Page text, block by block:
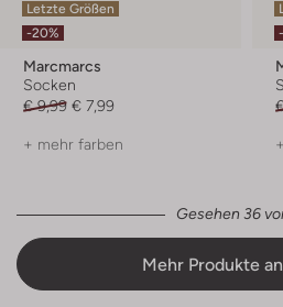
Letzte Größen
-20%
Marcmarcs
Socken
€ 9,99 € 7,99
+ mehr farben
Gesehen 36
Mehr Produkte